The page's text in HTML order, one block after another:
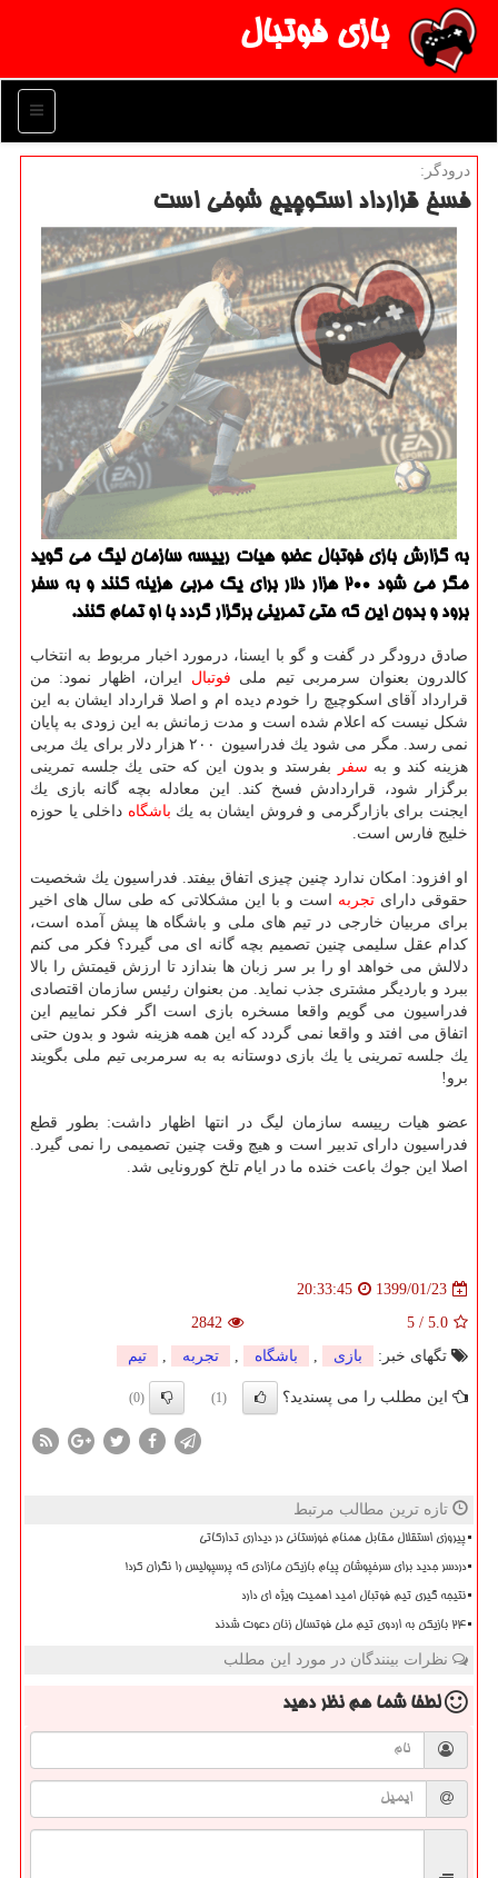
بازی فوتبال
منو
درودگر:
فسخ قرارداد اسكوچیچ شوخی است
به گزارش بازی فوتبال عضو هیات رییسه سازمان لیگ می گوید
مگر می شود ۲۰۰ هزار دلار برای یك مربی هزینه كنند و به سفر
برود و بدون این كه حتی تمرینی برگزار گردد با او تمام كنند.
صادق درودگر در گفت و گو با ایسنا، درمورد اخبار مربوط به انتخاب
كالدرون بعنوان سرمربی تیم ملی فوتبال ایران، اظهار نمود: من
قرارداد آقای اسكوچیچ را خودم دیده ام و اصلا قرارداد ایشان به این
شكل نیست كه اعلام شده است و مدت زمانش به این زودی به پایان
نمی رسد. مگر می شود یك فدراسیون ۲۰۰ هزار دلار برای یك مربی
هزینه كند و به سفر
بفرستد و بدون این كه حتی یك جلسه تمرینی
برگزار شود، قراردادش فسخ كند. این معادله بچه گانه بازی یك
ایجنت برای بازارگرمی و فروش ایشان به یك باشگاه داخلی یا حوزه
خلیج فارس است.
او افزود: امكان ندارد چنین چیزی اتفاق بیفتد. فدراسیون یك شخصیت
حقوقی دارای تجربه است و با این مشكلاتی كه طی سال های اخیر
برای مربیان خارجی در تیم های ملی و باشگاه ها پیش آمده است،
كدام عقل سلیمی چنین تصمیم بچه گانه ای می گیرد؟ فكر می كنم
دلالش می خواهد او را بر سر زبان ها بندازد تا ارزش قیمتش را بالا
ببرد و باردیگر مشتری جذب نماید. من بعنوان رئیس سازمان اقتصادی
فدراسیون می گویم واقعا مسخره بازی است اگر فكر نماییم این
اتفاق می افتد و واقعا نمی گردد كه این همه هزینه شود و بدون حتی
یك جلسه تمرینی یا یك بازی دوستانه به به سرمربی تیم ملی بگویند
برو!
عضو هیات رییسه سازمان لیگ در انتها اظهار داشت: بطور قطع
فدراسیون دارای تدبیر است و هیچ وقت چنین تصمیمی را نمی گیرد.
اصلا این جوك باعت خنده ما در ایام تلخ كورونایی شد.
1399/01/23
20:33:45
5.0
/
5
2842
تگهای خبر:
بازی , باشگاه , تجربه , تیم
این مطلب را می پسندید؟ (1)
(0)
تازه ترین مطالب مرتبط
پیروزی استقلال مقابل همنام خوزستانی در دیداری تدارکاتی
دردسر جدید برای سرخپوشان پیام بازیکن مازادی که پرسپولیس را نگران کرد!
نتیجه گیری تیم فوتبال امید اهمیت ویژه ای دارد
۲۴ بازیکن به اردوی تیم ملی فوتسال زنان دعوت شدند
نظرات بینندگان در مورد این مطلب
لطفا شما همنظر دهید